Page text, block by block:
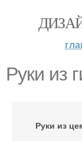
Руки из
Руки из